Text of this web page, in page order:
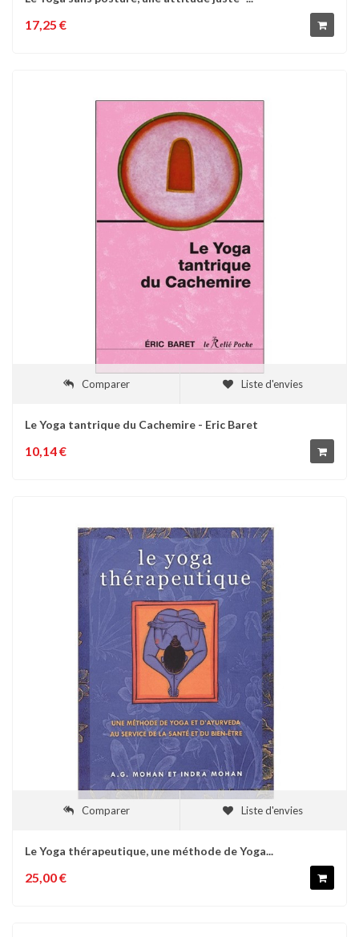
17,25 €
Comparer Liste d'envies
Le Yoga tantrique du Cachemire - Eric Baret
10,14 €
Comparer Liste d'envies
Le Yoga thérapeutique, une méthode de Yoga...
25,00 €